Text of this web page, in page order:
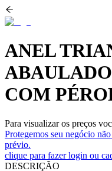
ANEL
COM
Para visualizar os preços
Protegemos seu negócio
prévio.
clique para fazer login ou
DESCRIÇÃO